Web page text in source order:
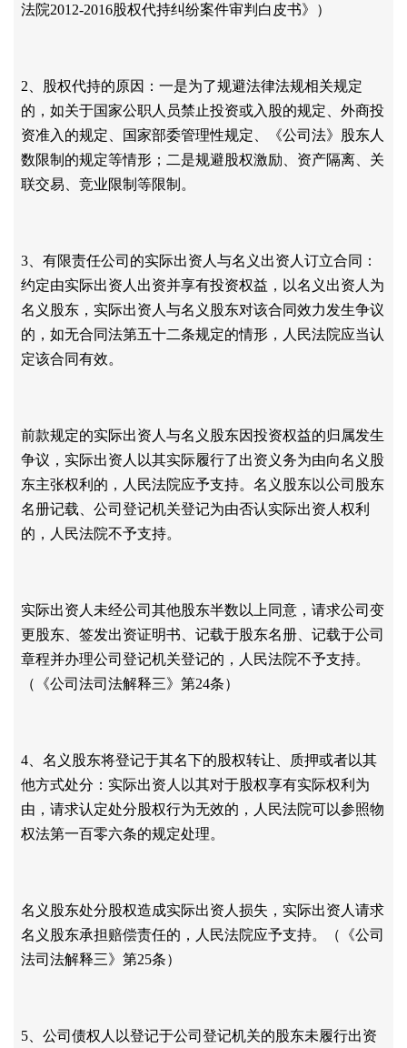
法院2012-2016股权代持纠纷案件审判白皮书》）
2、股权代持的原因：一是为了规避法律法规相关规定
的，如关于国家公职人员禁止投资或入股的规定、外商投
资准入的规定、国家部委管理性规定、《公司法》股东人
数限制的规定等情形；二是规避股权激励、资产隔离、关
联交易、竞业限制等限制。
3、有限责任公司的实际出资人与名义出资人订立合同：
约定由实际出资人出资并享有投资权益，以名义出资人为
名义股东，实际出资人与名义股东对该合同效力发生争议
的，如无合同法第五十二条规定的情形，人民法院应当认
定该合同有效。
前款规定的实际出资人与名义股东因投资权益的归属发生
争议，实际出资人以其实际履行了出资义务为由向名义股
东主张权利的，人民法院应予支持。名义股东以公司股东
名册记载、公司登记机关登记为由否认实际出资人权利
的，人民法院不予支持。
实际出资人未经公司其他股东半数以上同意，请求公司变
更股东、签发出资证明书、记载于股东名册、记载于公司
章程并办理公司登记机关登记的，人民法院不予支持。
（《公司法司法解释三》第24条）
4、名义股东将登记于其名下的股权转让、质押或者以其
他方式处分：实际出资人以其对于股权享有实际权利为
由，请求认定处分股权行为无效的，人民法院可以参照物
权法第一百零六条的规定处理。
名义股东处分股权造成实际出资人损失，实际出资人请求
名义股东承担赔偿责任的，人民法院应予支持。（《公司
法司法解释三》第25条）
5、公司债权人以登记于公司登记机关的股东未履行出资